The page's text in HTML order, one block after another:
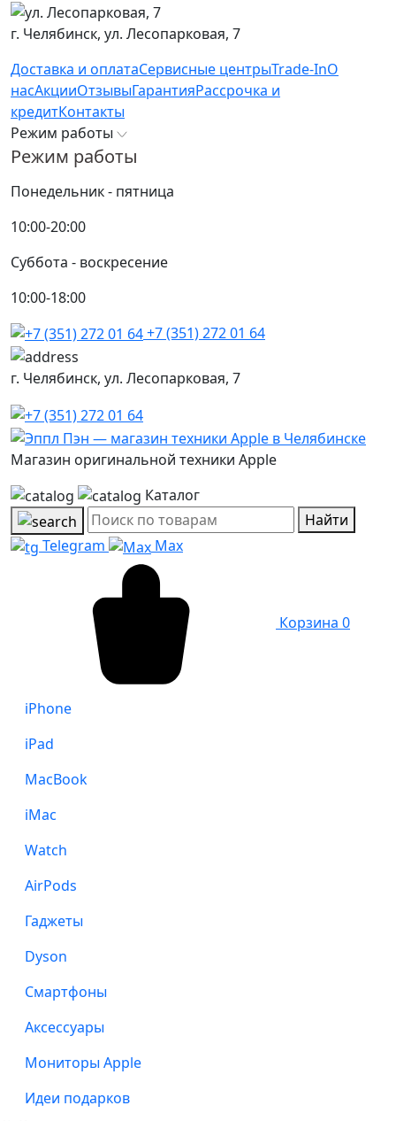
г. Челябинск, ул. Лесопарковая, 7
Доставка и оплатаСервисные центрыTrade-InО
насАкцииОтзывыГарантияРассрочка и
кредитКонтакты
Режим работы
Режим работы
Понедельник - пятница
10:00-20:00
Суббота - воскресение
10:00-18:00
+7 (351) 272 01 64
г. Челябинск, ул. Лесопарковая, 7
Магазин оригинальной техники Apple
Каталог
Найти
Telegram
Max
Корзина 0
iPhone
iPad
MacBook
iMac
Watch
AirPods
Гаджеты
Dyson
Смартфоны
Аксессуары
Мониторы Apple
Идеи подарков